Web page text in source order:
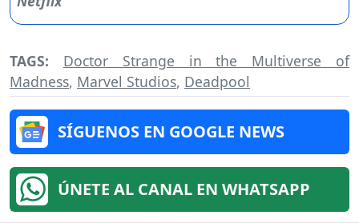
TAGS: Doctor Strange in the Multiverse of
Madness, Marvel Studios, Deadpool
SÍGUENOS EN GOOGLE NEWS
ÚNETE AL CANAL EN WHATSAPP